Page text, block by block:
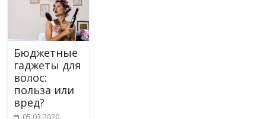
Бюджетные
гаджеты для
волос:
польза или
вред?
05.03.2020